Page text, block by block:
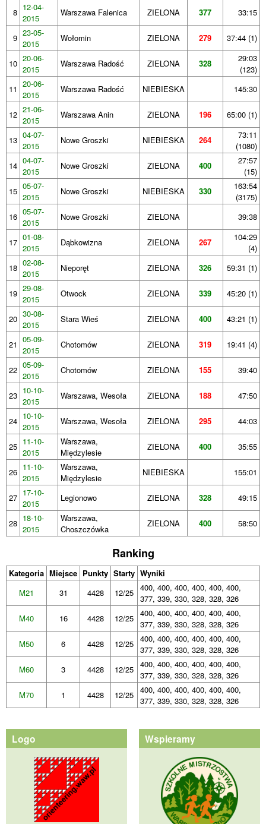
8 12-04-
2015
Warszawa Falenica ZIELONA 377 33:15
9 23-05-
2015
Wołomin ZIELONA 279 37:44 (1)
10 20-06-
2015
Warszawa Radość ZIELONA 328
29:03
(123)
11 20-06-
2015
Warszawa Radość NIEBIESKA 145:30
12 21-06-
2015
Warszawa Anin ZIELONA 196 65:00 (1)
13 04-07-
2015
Nowe Groszki NIEBIESKA 264
73:11
(1080)
14 04-07-
2015
Nowe Groszki ZIELONA 400
27:57
(15)
15 05-07-
2015
Nowe Groszki NIEBIESKA 330
163:54
(3175)
16 05-07-
2015
Nowe Groszki ZIELONA 39:38
17 01-08-
2015
Dąbkowizna ZIELONA 267
104:29
(4)
18 02-08-
2015
Nieporęt ZIELONA 326 59:31 (1)
19 29-08-
2015
Otwock ZIELONA 339 45:20 (1)
20 30-08-
2015
Stara Wieś ZIELONA 400 43:21 (1)
21 05-09-
2015
Chotomów ZIELONA 319 19:41 (4)
22 05-09-
2015
Chotomów ZIELONA 155 39:40
23 10-10-
2015
Warszawa, Wesoła ZIELONA 188 47:50
24 10-10-
2015
Warszawa, Wesoła ZIELONA 295 44:03
25 11-10-
2015
Warszawa,
Międzylesie
ZIELONA 400 35:55
26 11-10-
2015
Warszawa,
Międzylesie
NIEBIESKA 155:01
27 17-10-
2015
Legionowo ZIELONA 328 49:15
28 18-10-
2015
Warszawa,
Choszczówka
ZIELONA 400 58:50
Ranking
Kategoria Miejsce Punkty Starty Wyniki
M21
31 4428 12/25 400, 400, 400, 400, 400, 400,
377, 339, 330, 328, 328, 326
M40
16 4428 12/25 400, 400, 400, 400, 400, 400,
377, 339, 330, 328, 328, 326
M50
6 4428 12/25 400, 400, 400, 400, 400, 400,
377, 339, 330, 328, 328, 326
M60
3 4428 12/25 400, 400, 400, 400, 400, 400,
377, 339, 330, 328, 328, 326
M70
1 4428 12/25 400, 400, 400, 400, 400, 400,
377, 339, 330, 328, 328, 326
Logo Wspieramy